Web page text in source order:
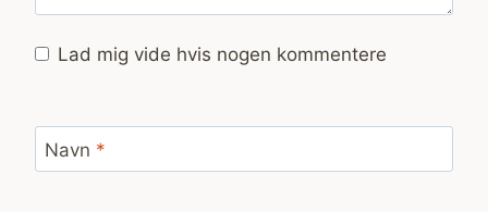
Lad mig vide hvis nogen kommentere
Navn *